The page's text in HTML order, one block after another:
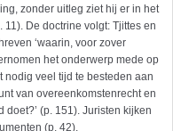
zonder uitleg ziet hij er in het
11). De doctrine volgt: Tjittes en
‘waarin, voor zover
het onderwerp mede op
nodig veel tijd te besteden aan
van overeenkomstenrecht en
(p. 151). Juristen kijken
(p. 42).